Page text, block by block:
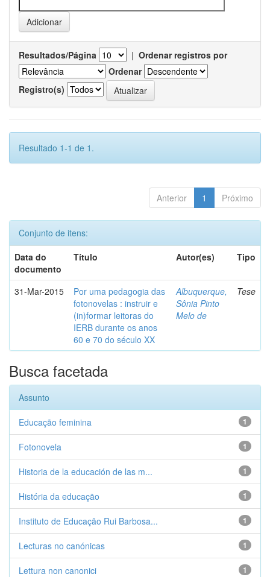
Resultados/Página | Ordenar registros por
Ordenar
Registro(s)
Resultado 1-1 de 1.
Anterior 1 Próximo
Conjunto de itens:
Data do
documento
Título Autor(es) Tipo
31-Mar-2015
Por uma pedagogia das
fotonovelas : instruir e
(in)formar leitoras do
IERB durante os anos
60 e 70 do século XX
Albuquerque,
Sônia Pinto
Melo de
Tese
Busca facetada
Assunto
1
Educação feminina
1
Fotonovela
1
Historia de la educación de las m...
1
História da educação
1
Instituto de Educação Rui Barbosa...
1
Lecturas no canónicas
1
Lettura non canonici